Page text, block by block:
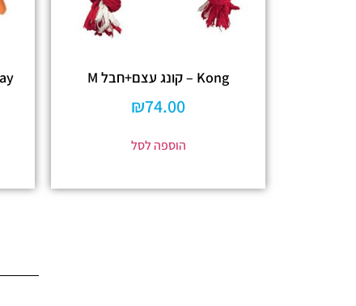
Kong – קונג עצם+חבל M
₪74.00
הוספה לסל